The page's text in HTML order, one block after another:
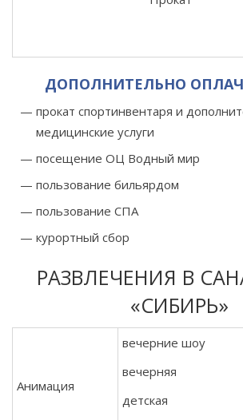
ДОПОЛНИТЕЛЬНО
прокат спортинвентаря и
медицинские услуги
посещение ОЦ Водный мир
пользование бильярдом
пользование СПА
курортный сбор
РАЗВЛЕЧЕНИЯ В
«СИБИРЬ»
Анимация
вечерние шоу
вечерняя
детская